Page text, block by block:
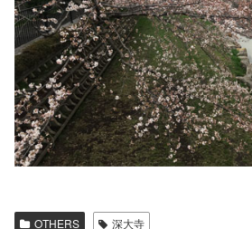
OTHERS 深大寺